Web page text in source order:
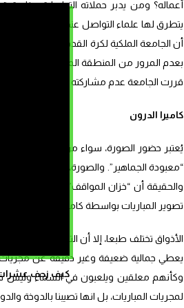
كيف زحف عشرات
أعماله؟ ومن يدبر حملاته التواصلية
يتطرق لها علماء التواصل عندنا الذين
أن الجامعة الملكية لكرة القدم وضعت خطة
بعدم المرور من المنطقة المخصصة للتصريحات
قررت الجامعة عدم مشاركته في الندوات
كاميرا الدرون
يُعتبر حضور الصورة، سواء من خلال الإشهار،
“معبودة الجماهير”. والصورة، في إحدى
والحقيقة أن “خزان المواقف” أو تاريخ
تصوير المباريات بواسطة كاميرا الدرون (كلمة
الأذواق تختلف طبعا، إلا أن التصوير بواسطة
يعطي جمالية ضعيفة وغير دقيقة عن مجريات
وكأنهم معلقين ويلعبون في السماء وليس
لمجريات المباريات، بل انها تصيبنا بالدوخة